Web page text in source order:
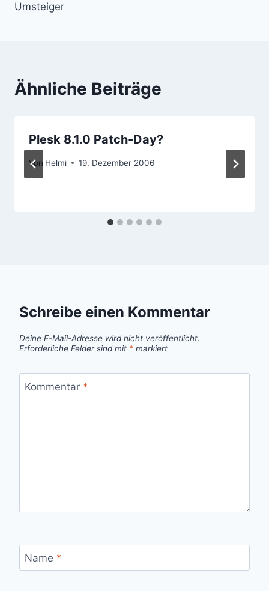
Umsteiger
Ähnliche Beiträge
Plesk 8.1.0 Patch-Day?
Von Helmi 19. Dezember 2006
Schreibe einen Kommentar
Deine E-Mail-Adresse wird nicht veröffentlicht.
Erforderliche Felder sind mit * markiert
Kommentar *
Name *